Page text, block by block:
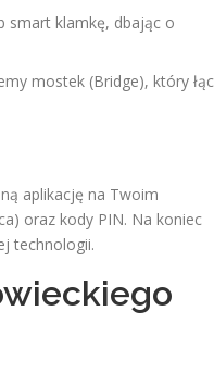
smart klamkę, dbając o
mostek (Bridge), który
aplikację na Twoim
oraz kody PIN. Na koniec
technologii.